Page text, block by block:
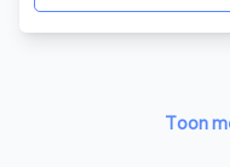
Toon